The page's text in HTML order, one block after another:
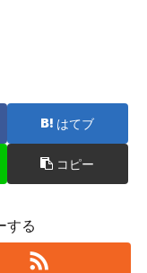
はてブ
コピー
する